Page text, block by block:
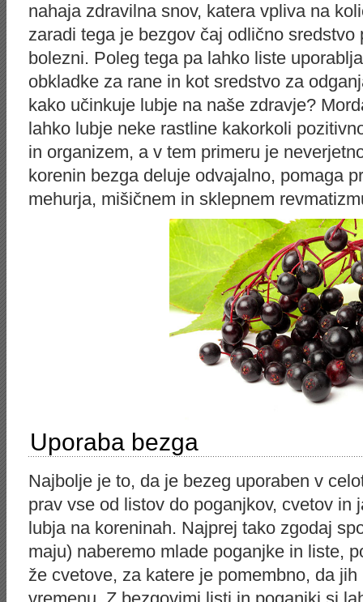
nahaja zdravilna snov, katera vpliva na
zaradi tega je bezgov čaj odlično
bolezni. Poleg tega pa lahko liste
obkladke za rane in kot sredstvo za
kako učinkuje lubje na naše zdravje?
lahko lubje neke rastline kakorkoli
in organizem, a v tem primeru je
korenin bezga deluje odvajalno, pomaga
mehurja, mišičnem in sklepnem
Uporaba bezga
Najbolje je to, da je bezeg uporaben v
prav vse od listov do poganjkov, cvetov in
lubja na koreninah. Najprej tako zgodaj
maju) naberemo mlade poganjke in liste,
že cvetove, za katere je pomembno, da